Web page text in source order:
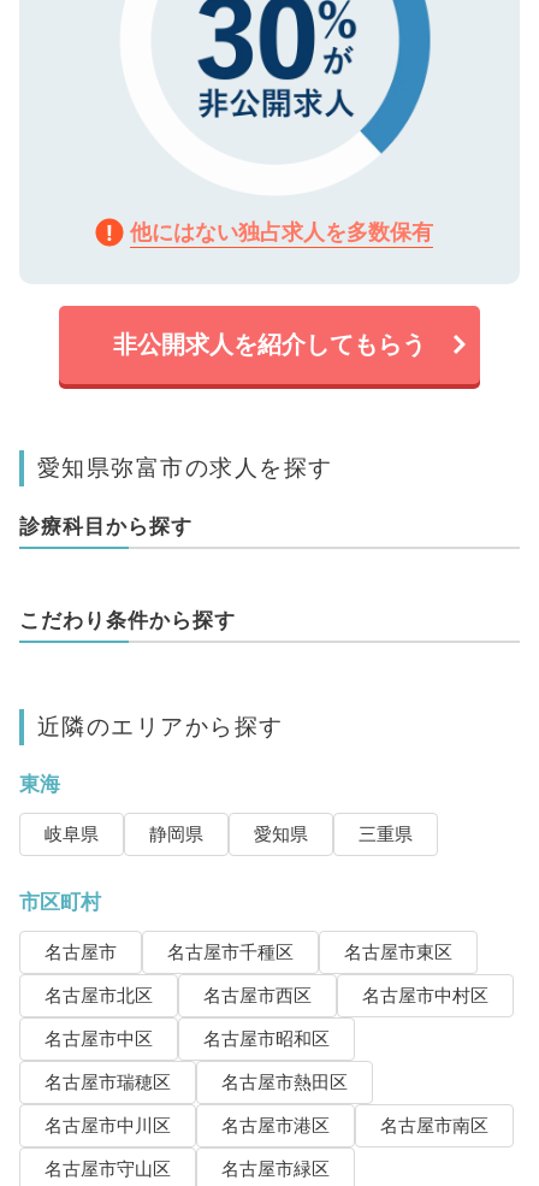
他にはない独占求人を多数保有
非公開求人を紹介してもらう
愛知県弥富市の求人を探す
診療科目から探す
こだわり条件から探す
近隣のエリアから探す
東海
岐阜県 静岡県 愛知県 三重県
市区町村
名古屋市 名古屋市千種区
名古屋市東区
名古屋市北区
名古屋市西区
名古屋市中村区
名古屋市中区
名古屋市昭和区
名古屋市瑞穂区
名古屋市熱田区
名古屋市中川区
名古屋市港区
名古屋市南区
名古屋市守山区
名古屋市緑区